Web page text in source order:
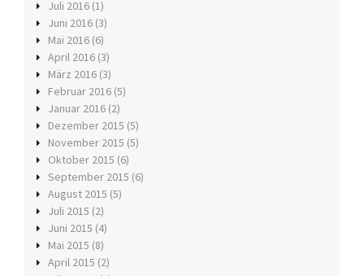
Juli 2016 (1)
Juni 2016 (3)
Mai 2016 (6)
April 2016 (3)
März 2016 (3)
Februar 2016 (5)
Januar 2016 (2)
Dezember 2015 (5)
November 2015 (5)
Oktober 2015 (6)
September 2015 (6)
August 2015 (5)
Juli 2015 (2)
Juni 2015 (4)
Mai 2015 (8)
April 2015 (2)